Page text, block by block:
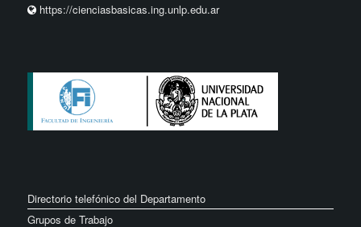
https://cienciasbasicas.ing.unlp.edu.ar
Directorio telefónico del Departamento
Grupos de Trabajo